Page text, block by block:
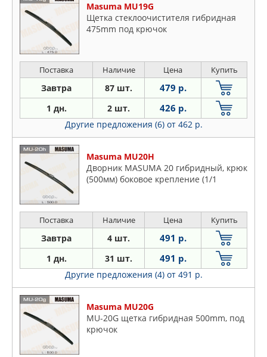
Masuma MU19G
Щетка стеклоочистителя гибридная
475mm под крючок
Поставка Наличие Цена Купить
Завтра 87 шт. 479 р.
1 дн. 2 шт. 426 р.
Другие предложения (6) от 462 р.
Masuma MU20H
Дворник MASUMA 20 гибридный, крюк
(500мм) боковое крепление (1/1
Поставка Наличие Цена Купить
Завтра 4 шт. 491 р.
1 дн. 31 шт. 491 р.
Другие предложения (4) от 491 р.
Masuma MU20G
MU-20G щетка гибридная 500mm, под
крючок